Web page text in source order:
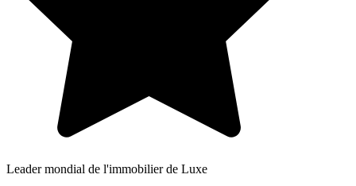
Leader mondial de l'immobilier de Luxe